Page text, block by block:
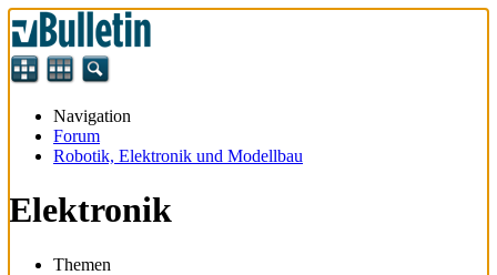
Navigation
Forum
Robotik, Elektronik und Modellbau
Elektronik
Themen